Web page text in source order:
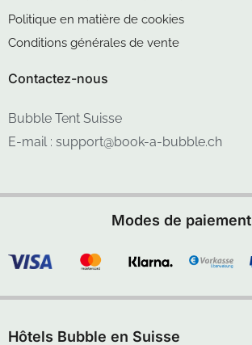
Politique en matière de cookies
Conditions générales de vente
Contactez-nous
Bubble Tent Suisse
E-mail : support@book-a-bubble.ch
Modes de paiement
Hôtels Bubble en Suisse